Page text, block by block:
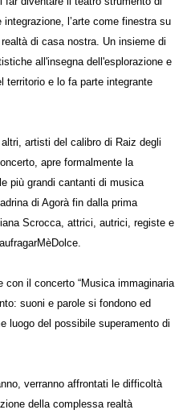
l’arte come finestra su
di casa nostra. Un insieme di
all'insegna dell'esplorazione e
territorio e lo fa parte integrante
artisti del calibro di Raiz degli
apre formalmente la
più grandi cantanti di musica
di Agorà fin dalla prima
Scrocca, attrici, autrici, registe e
con il concerto “Musica immaginaria
suoni e parole si fondono ed
luogo del possibile superamento di
verranno affrontati le difficoltà
della complessa realtà